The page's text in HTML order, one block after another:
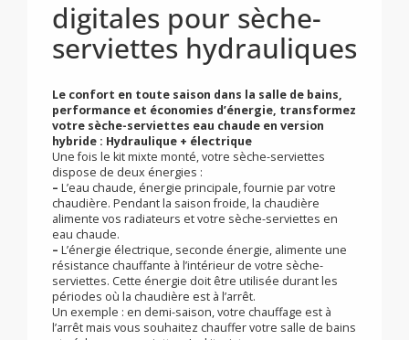
Kit mixte avec boîtier
de commandes
digitales pour sèche-
serviettes hydrauliques
Le confort en toute saison dans la salle de bains,
performance et économies d’énergie, transformez
votre sèche-serviettes eau chaude en version
hybride : Hydraulique + électrique
Une fois le kit mixte monté, votre sèche-serviettes
dispose de deux énergies :
–L’eau chaude, énergie principale, fournie par votre
chaudière. Pendant la saison froide, la chaudière
alimente vos radiateurs et votre sèche-serviettes en
eau chaude.